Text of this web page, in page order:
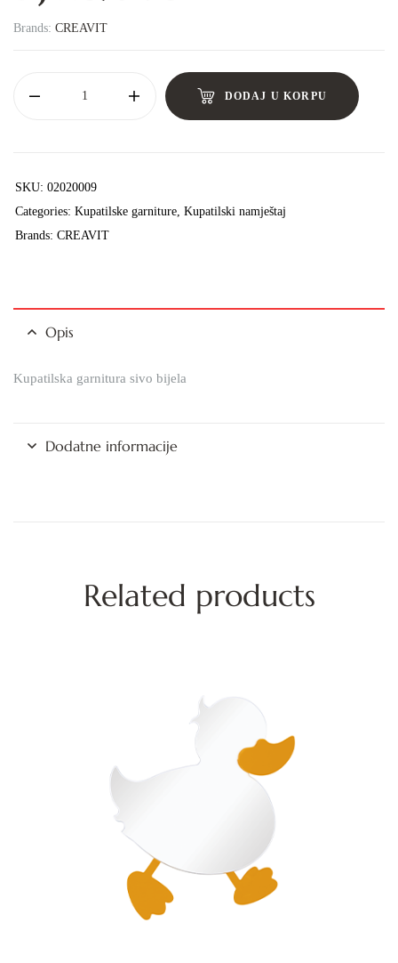
Brands: CREAVIT
DODAJ U KORPU
SKU: 02020009
Categories: Kupatilske garniture, Kupatilski namještaj
Brands: CREAVIT
Opis
Kupatilska garnitura sivo bijela
Dodatne informacije
Related products